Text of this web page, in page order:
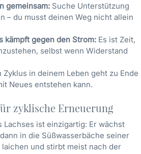
gemeinsam: Suche Unterstützung
– du musst deinen Weg nicht allein
kämpft gegen den Strom: Es ist Zeit,
selbst wenn Widerstand
Zyklus in deinem Leben geht zu Ende
Neues entstehen kann.
zyklische Erneuerung
Lachses ist einzigartig: Er wächst
in die Süßwasserbäche seiner
und stirbt meist nach der